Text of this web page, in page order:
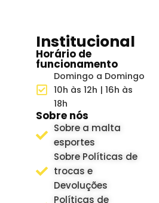
Institucional
Horário de
funcionamento
Domingo a Domingo
10h às 12h | 16h às
18h
Sobre nós
Sobre a malta
esportes
Sobre Políticas de
trocas e
Devoluções
Políticas de